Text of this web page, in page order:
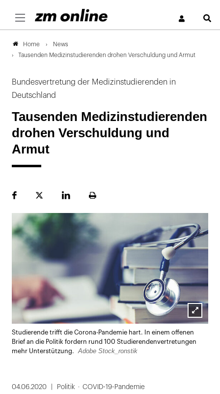
Home
News
Tausenden Medizinstudierenden drohen Verschuldung und Armut
Bundesvertretung der Medizinstudierenden in
Deutschland
Tausenden Medizinstudierenden
drohen Verschuldung und
Armut
FacebookPlattformLinekdInSeite
Lightbox
öffnen
Studierende trifft die Corona-Pandemie hart. In einem offenen
Brief an die Politik fordern rund 100 Studierendenvertretungen
mehr Unterstützung.
Adobe Stock_ronstik
04.06.2020 Politik COVID-19-Pandemie